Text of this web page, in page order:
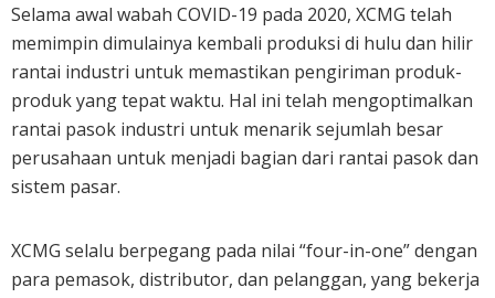
Selama awal wabah COVID-19 pada 2020, XCMG telah
memimpin dimulainya kembali produksi di hulu dan hilir
rantai industri untuk memastikan pengiriman produk-
produk yang tepat waktu. Hal ini telah mengoptimalkan
rantai pasok industri untuk menarik sejumlah besar
perusahaan untuk menjadi bagian dari rantai pasok dan
sistem pasar.
XCMG selalu berpegang pada nilai “four-in-one” dengan
para pemasok, distributor, dan pelanggan, yang bekerja